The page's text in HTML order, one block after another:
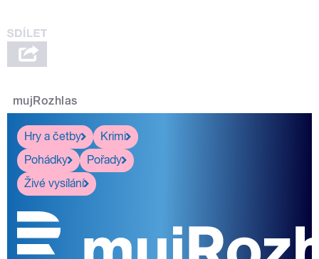
mujRozhlas
Hry a četby
Krimi
Pohádky
Pořady
Živé vysílání